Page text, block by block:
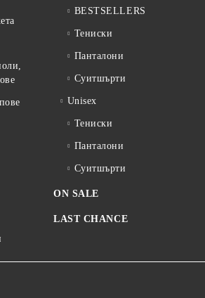
BESTSELLERS
Тениски
Панталони
Суитшърти
Unisex
Тениски
Панталони
Суитшърти
ON SALE
LAST CHANCE